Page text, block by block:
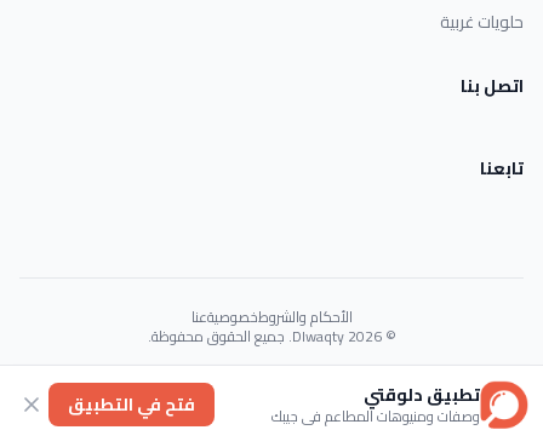
حلويات غربية
اتصل بنا
تابعنا
الأحكام والشروطخصوصيةعنا
© 2026 Dlwaqty. جميع الحقوق محفوظة.
Powered byGAIT
تطبيق دلوقتي
وصفات ومنيوهات المطاعم في جيبك فتح في التطبيق